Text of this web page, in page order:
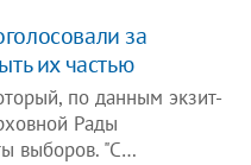
за
их частью
по данным экзит-
Рады
выборов. "С…